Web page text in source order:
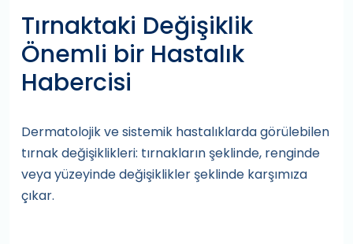
Tırnaktaki Değişiklik
Önemli bir Hastalık
Habercisi
Dermatolojik ve sistemik hastalıklarda görülebilen
tırnak değişiklikleri: tırnakların şeklinde, renginde
veya yüzeyinde değişiklikler şeklinde karşımıza
çıkar.